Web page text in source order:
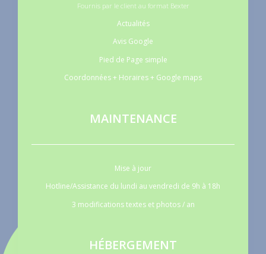
Fournis par le client au format Bexter
Actualités
Avis Google
Pied de Page simple
Coordonnées + Horaires + Google maps
MAINTENANCE
Mise à jour
Hotline/Assistance du lundi au vendredi de 9h à 18h
3 modifications textes et photos / an
HÉBERGEMENT